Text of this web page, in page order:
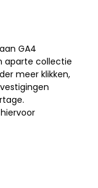
GA4
aparte collectie
meer klikken,